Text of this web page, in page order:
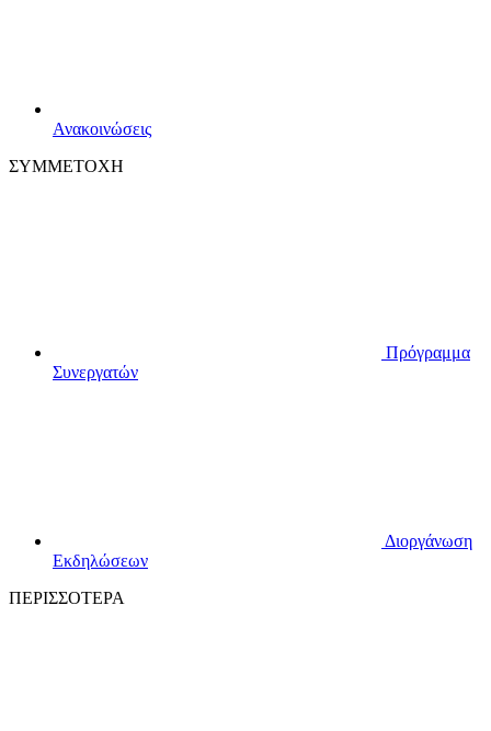
Ανακοινώσεις
ΣΥΜΜΕΤΟΧΗ
Πρόγραμμα
Συνεργατών
Διοργάνωση
Εκδηλώσεων
ΠΕΡΙΣΣΟΤΕΡΑ